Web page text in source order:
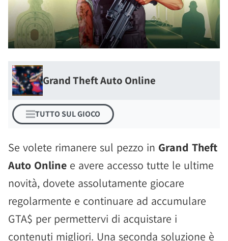
Grand Theft Auto Online
TUTTO SUL GIOCO
Se volete rimanere sul pezzo in Grand Theft
Auto Online e avere accesso tutte le ultime
novità, dovete assolutamente giocare
regolarmente e continuare ad accumulare
GTA$ per permettervi di acquistare i
contenuti migliori. Una seconda soluzione è